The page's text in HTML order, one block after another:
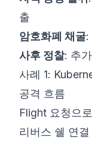
출
암호화폐 채굴:
사후 정찰: 추
사례 1:
공격 흐름
Flight 요청으
리버스 쉘 연결